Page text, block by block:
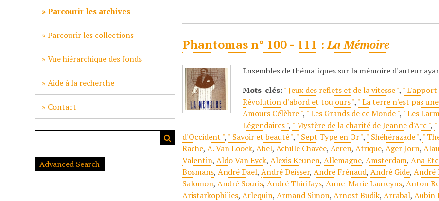
Parcourir les archives
Parcourir les collections
Vue hiérarchique des fonds
Aide à la recherche
Contact
Advanced Search
Phantomas n° 100 - 111 :La Mémoire
Ensembles de thématiques sur la mémoire d'auteur
Mots-clés:" Jeux des reflets et de la vitesse ", " L'apport
Révolution d'abord et toujours ", " La terre n'est pas
Amours Célèbre ", " Les Grands de ce Monde ", " Les
Légendaires ", " Mystère de la charité de Jeanne d'Arc ",
d'Occident ", " Savoir et beauté ", " Sept Type en Or ", " Shéhérazade ", "
Rache,A. Van Loock,Abel,Achille Chavée,Acren,Afrique,Ager Jorn,
Valentin,Aldo Van Eyck,Alexis Keunen,Allemagne,Amsterdam,Ana
Bosmans,André Dael,André Deisser,André Frénaud,André Gide,André
Salomon,André Souris,André Thirifays,Anne-Marie Laureyns,Anton
Aristarkophilies,Arlequin,Armand Simon,Arnost Budik,Arrabal,Aubin